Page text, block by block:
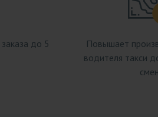
до 5
Повышает
водителя такси